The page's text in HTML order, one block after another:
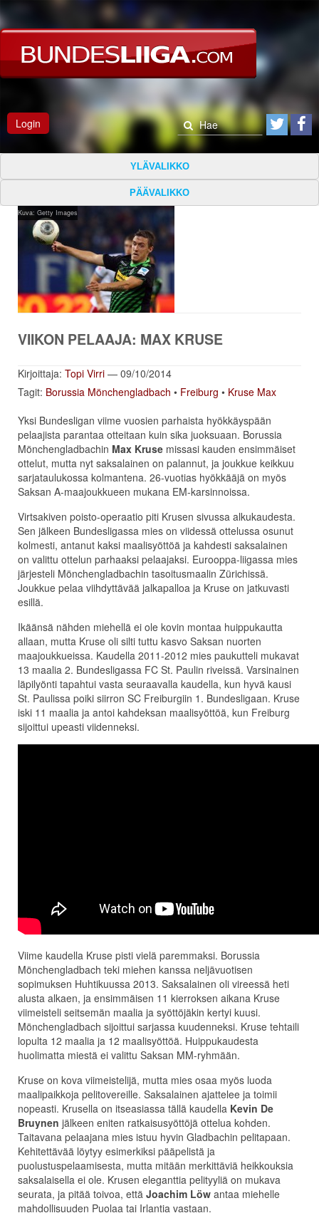
Login
YLÄVALIKKO
PÄÄVALIKKO
Kuva: Getty Images
VIIKON PELAAJA: MAX KRUSE
Kirjoittaja: Topi Virri — 09/10/2014
Tagit: Borussia Mönchengladbach • Freiburg • Kruse Max
Yksi Bundesligan viime vuosien parhaista hyökkäyspään
pelaajista parantaa otteitaan kuin sika juoksuaan. Borussia
Mönchengladbachin Max Kruse missasi kauden ensimmäiset
ottelut, mutta nyt saksalainen on palannut, ja joukkue keikkuu
sarjataulukossa kolmantena. 26-vuotias hyökkääjä on myös
Saksan A-maajoukkueen mukana EM-karsinnoissa.
Virtsakiven poisto-operaatio piti Krusen sivussa alkukaudesta.
Sen jälkeen Bundesligassa mies on viidessä ottelussa osunut
kolmesti, antanut kaksi maalisyöttöä ja kahdesti saksalainen
on valittu ottelun parhaaksi pelaajaksi. Eurooppa-liigassa mies
järjesteli Mönchengladbachin tasoitusmaalin Zürichissä.
Joukkue pelaa viihdyttävää jalkapalloa ja Kruse on jatkuvasti
esillä.
Ikäänsä nähden miehellä ei ole kovin montaa huippukautta
allaan, mutta Kruse oli silti tuttu kasvo Saksan nuorten
maajoukkueissa. Kaudella 2011-2012 mies paukutteli mukavat
13 maalia 2. Bundesligassa FC St. Paulin riveissä. Varsinainen
läpilyönti tapahtui vasta seuraavalla kaudella, kun hyvä kausi
St. Paulissa poiki siirron SC Freiburgiin 1. Bundesligaan. Kruse
iski 11 maalia ja antoi kahdeksan maalisyöttöä, kun Freiburg
sijoittui upeasti viidenneksi.
Viime kaudella Kruse pisti vielä paremmaksi. Borussia
Mönchengladbach teki miehen kanssa neljävuotisen
sopimuksen Huhtikuussa 2013. Saksalainen oli vireessä heti
alusta alkaen, ja ensimmäisen 11 kierroksen aikana Kruse
viimeisteli seitsemän maalia ja syöttöjäkin kertyi kuusi.
Mönchengladbach sijoittui sarjassa kuudenneksi. Kruse tehtaili
lopulta 12 maalia ja 12 maalisyöttöä. Huippukaudesta
huolimatta miestä ei valittu Saksan MM-ryhmään.
Kruse on kova viimeistelijä, mutta mies osaa myös luoda
maalipaikkoja pelitovereille. Saksalainen ajattelee ja toimii
nopeasti. Krusella on itseasiassa tällä kaudella Kevin De
Bruynen jälkeen eniten ratkaisusyöttöjä ottelua kohden.
Taitavana pelaajana mies istuu hyvin Gladbachin pelitapaan.
Kehitettävää löytyy esimerkiksi pääpelistä ja
puolustuspelaamisesta, mutta mitään merkittäviä heikkouksia
saksalaisella ei ole. Krusen eleganttia pelityyliä on mukava
seurata, ja pitää toivoa, että Joachim Löw antaa miehelle
mahdollisuuden Puolaa tai Irlantia vastaan.